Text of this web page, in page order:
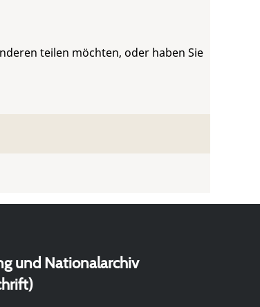
teilen möchten, oder haben Sie
und Nationalarchiv